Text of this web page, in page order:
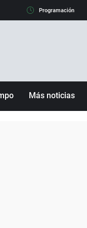
diferencia entre observar el
Programación
Más noticias